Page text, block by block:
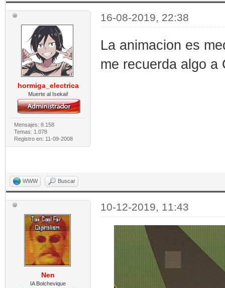
hormiga_electrica
Muerte al Isekai!
Mensajes: 8.158
Temas: 1.078
Registro en: 11-09-2008
16-08-2019, 22:38
La animacion es
me recuerda algo a
WWW Buscar
Nen
IA Bolchevique
10-12-2019, 11:43